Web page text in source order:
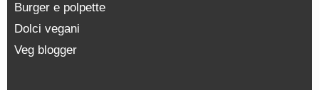
Burger e polpette
Dolci vegani
Veg blogger